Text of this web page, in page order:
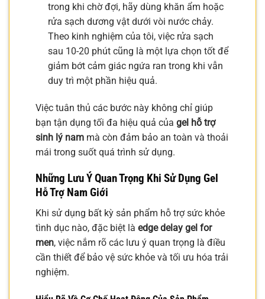
trong khi chờ đợi, hãy dùng khăn ẩm hoặc
rửa sạch dương vật dưới vòi nước chảy.
Theo kinh nghiệm của tôi, việc rửa sạch
sau 10-20 phút cũng là một lựa chọn tốt để
giảm bớt cảm giác ngứa ran trong khi vẫn
duy trì một phần hiệu quả.
Việc tuân thủ các bước này không chỉ giúp
bạn tận dụng tối đa hiệu quả của gel hỗ trợ
sinh lý nam mà còn đảm bảo an toàn và thoải
mái trong suốt quá trình sử dụng.
Những Lưu Ý Quan Trọng Khi Sử Dụng Gel
Hỗ Trợ Nam Giới
Khi sử dụng bất kỳ sản phẩm hỗ trợ sức khỏe
tình dục nào, đặc biệt là edge delay gel for
men, việc nắm rõ các lưu ý quan trọng là điều
cần thiết để bảo vệ sức khỏe và tối ưu hóa trải
nghiệm.